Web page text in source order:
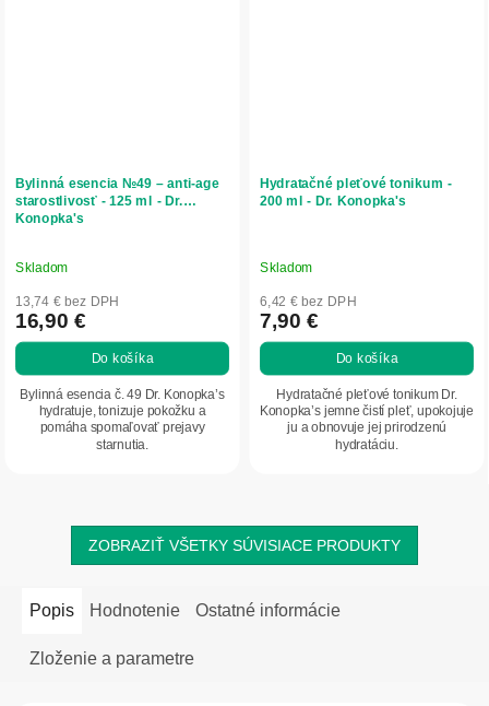
Bylinná esencia №49 – anti-age
starostlivosť - 125 ml - Dr.
Konopka's
Skladom
13,74 € bez DPH
16,90 €
Do košíka
Bylinná esencia č. 49 Dr. Konopka’s
hydratuje, tonizuje pokožku a
pomáha spomaľovať prejavy
starnutia.
Hydratačné pleťové tonikum -
200 ml - Dr. Konopka's
Skladom
6,42 € bez DPH
7,90 €
Do košíka
Hydratačné pleťové tonikum Dr.
Konopka’s jemne čistí pleť, upokojuje
ju a obnovuje jej prirodzenú
hydratáciu.
ZOBRAZIŤ VŠETKY SÚVISIACE PRODUKTY
Popis Hodnotenie Ostatné informácie
Zloženie a parametre